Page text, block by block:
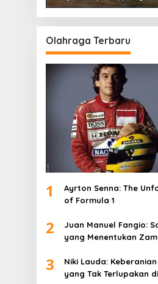
Olahraga Terbaru
1
Ayrton Senna: The
of Formula 1
2
Juan Manuel Fangio:
yang Menentukan
3
Niki Lauda:
yang Tak Terlupakan